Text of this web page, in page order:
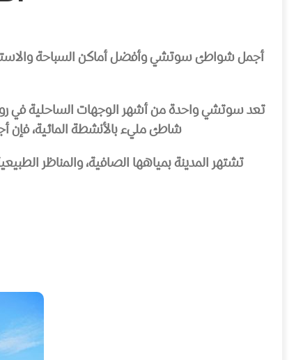
أجمل شواطئ سوتشي وأفضل أماكن السباحة
تعد سوتشي واحدة من أشهر الوجهات الساحلية في
شاطئ مليء بالأنشطة المائية، فإن
تشتهر المدينة بمياهها الصافية، والمناظر